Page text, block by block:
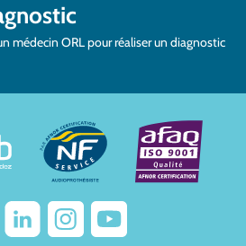
médecin ORL pour réaliser un diagnostic